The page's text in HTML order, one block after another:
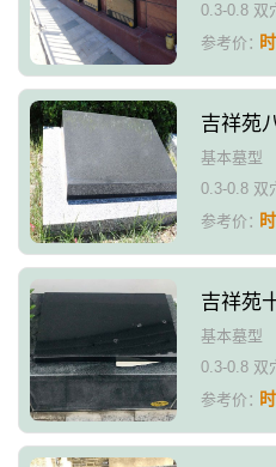
0.3-0.8 双
参考价：
吉祥苑
基本墓型
0.3-0.8 双
参考价：
吉祥苑
基本墓型
0.3-0.8 双
参考价：